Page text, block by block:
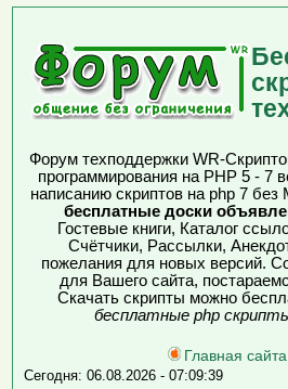
Форум техподдержки WR-
программирования на PHP 5 - 7
написанию скриптов на php 7
бесплатные доски
Гостевые книги, Каталог
Счётчики, Рассылки,
пожелания для новых версий.
для Вашего сайта,
Скачать скрипты можно
бесплатные php
Главная сайта
Сегодня: 06.08.2026 - 07:09:39